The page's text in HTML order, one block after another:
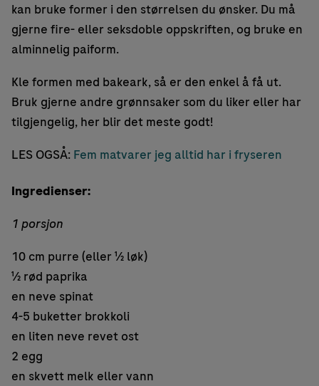
kan bruke former i den størrelsen du ønsker. Du må
gjerne fire- eller seksdoble oppskriften, og bruke en
alminnelig paiform.
Kle formen med bakeark, så er den enkel å få ut.
Bruk gjerne andre grønnsaker som du liker eller har
tilgjengelig, her blir det meste godt!
LES OGSÅ: Fem matvarer jeg alltid har i fryseren
Ingredienser:
1 porsjon
10 cm purre (eller ½ løk)
½ rød paprika
en neve spinat
4-5 buketter brokkoli
en liten neve revet ost
2 egg
en skvett melk eller vann